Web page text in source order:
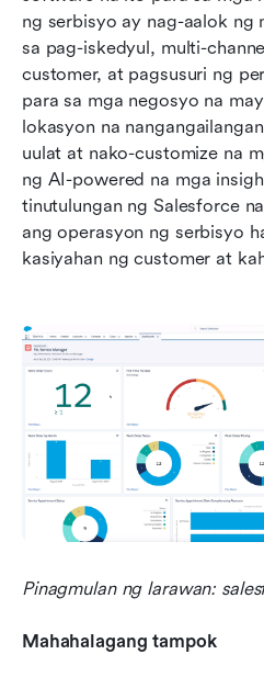
ng serbisyo ay nag-aalok ng
sa pag-iskedyul, multi-
customer, at pagsusuri ng
para sa mga negosyo na
lokasyon na
uulat at nako-customize na
ng AI-powered na mga
tinutulungan ng Salesforce
ang operasyon ng serbisyo
kasiyahan ng customer at
Pinagmulan ng larawan:
Mahahalagang tampok